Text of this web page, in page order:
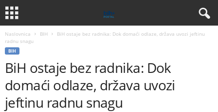
Naslovnica BIH
BiH ostaje bez radnika: Dok domaći odlaze, država uvozi jeftinu
radnu snagu
BIH
BiH ostaje bez radnika: Dok
domaći odlaze, država uvozi
jeftinu radnu snagu